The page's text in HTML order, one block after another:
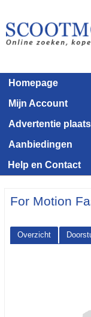
Homepage
Mijn Account
Advertentie
Aanbiedingen
Help en Contact
For Motion
Overzicht